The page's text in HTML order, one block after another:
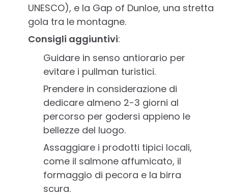
UNESCO), e la Gap of Dunloe, una stretta
gola tra le montagne.
Consigli aggiuntivi:
Guidare in senso antiorario per
evitare i pullman turistici.
Prendere in considerazione di
dedicare almeno 2-3 giorni al
percorso per godersi appieno le
bellezze del luogo.
Assaggiare i prodotti tipici locali,
come il salmone affumicato, il
formaggio di pecora e la birra
scura.